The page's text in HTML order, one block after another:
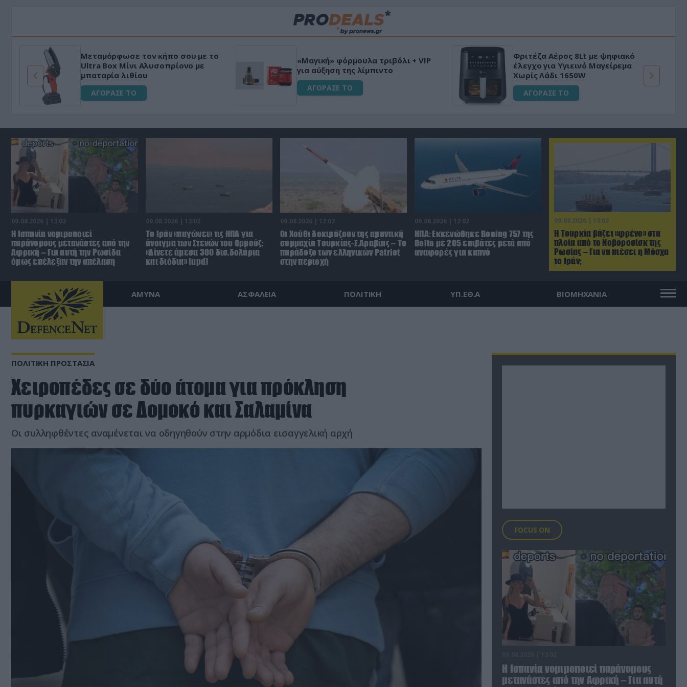
Μεταμόρφωσε τον κήπο σου με το
Ultra Box Μίνι Αλυσοπρίονο με
μπαταρία λιθίου
ΑΓΟΡΑΣΕ ΤΟ
«Μαγική» φόρμουλα τριβόλι + VIP
για αύξηση της λίμπιντο
ΑΓΟΡΑΣΕ ΤΟ
Φριτέζα Αέρος 8Lt με ψηφιακό
έλεγχο για Υγιεινό Μαγείρεμα
Χωρίς Λάδι 1650W
ΑΓΟΡΑΣΕ ΤΟ
09.08.2026 | 13:02
Η Τουρκία βάζει «φρένο» στα
πλοία από το Νοβοροσίσκ της
Ρωσίας – Για να πιέσει η Μόσχα
το Ιράν;
09.08.2026 | 13:02
Η Ισπανία νομιμοποιεί
παράνομους μετανάστες από την
Αφρική – Για αυτή την Ρωσίδα
όμως επέλεξαν την απέλαση
09.08.2026 | 13:02
Το Ιράν «παγώνει» τις ΗΠΑ για
άνοιγμα των Στενών του Ορμούζ:
«Δίνετε άμεσα 300 δισ.δολάρια
και διόδια» (upd)
09.08.2026 | 12:02
Οι Χούθι δοκιμάζουν της αμυντική
συμμαχία Τουρκίας-Σ.Αραβίας – Το
παράδοξο των ελληνικών Patriot
στην περιοχή
09.08.2026 | 12:02
ΗΠΑ: Εκκενώθηκε Boeing 757 της
Delta με 205 επιβάτες μετά από
αναφορές για καπνό
ΑΜΥΝΑ ΑΣΦΑΛΕΙΑ ΠΟΛΙΤΙΚΗ ΥΠ.ΕΘ.Α ΒΙΟΜΗΧΑΝΙΑ
ΠΟΛΙΤΙΚΗ ΠΡΟΣΤΑΣΙΑ
Χειροπέδες σε δύο άτομα για πρόκληση
πυρκαγιών σε Δομοκό και Σαλαμίνα
Οι συλληφθέντες αναμένεται να οδηγηθούν στην αρμόδια εισαγγελική αρχή
FOCUS ON
Η Ισπανία νομιμοποιεί παράνομους
μετανάστες από την Αφρική – Για αυτή